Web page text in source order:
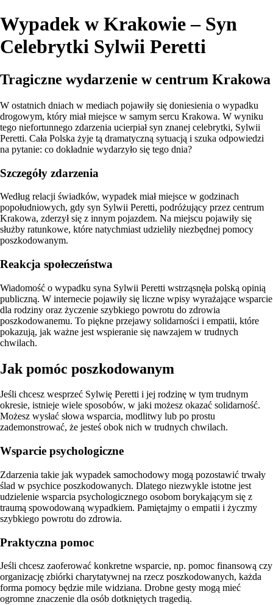
Wypadek w Krakowie – Syn
Celebrytki Sylwii Peretti
Tragiczne wydarzenie w centrum Krakowa
W ostatnich dniach w mediach pojawiły się doniesienia o wypadku
drogowym, który miał miejsce w samym sercu Krakowa. W wyniku
tego niefortunnego zdarzenia ucierpiał syn znanej celebrytki, Sylwii
Peretti. Cała Polska żyje tą dramatyczną sytuacją i szuka odpowiedzi
na pytanie: co dokładnie wydarzyło się tego dnia?
Szczegóły zdarzenia
Według relacji świadków, wypadek miał miejsce w godzinach
popołudniowych, gdy syn Sylwii Peretti, podróżujący przez centrum
Krakowa, zderzył się z innym pojazdem. Na miejscu pojawiły się
służby ratunkowe, które natychmiast udzieliły niezbędnej pomocy
poszkodowanym.
Reakcja społeczeństwa
Wiadomość o wypadku syna Sylwii Peretti wstrząsnęła polską opinią
publiczną. W internecie pojawiły się liczne wpisy wyrażające wsparcie
dla rodziny oraz życzenie szybkiego powrotu do zdrowia
poszkodowanemu. To piękne przejawy solidarności i empatii, które
pokazują, jak ważne jest wspieranie się nawzajem w trudnych
chwilach.
Jak pomóc poszkodowanym
Jeśli chcesz wesprzeć Sylwię Peretti i jej rodzinę w tym trudnym
okresie, istnieje wiele sposobów, w jaki możesz okazać solidarność.
Możesz wysłać słowa wsparcia, modlitwy lub po prostu
zademonstrować, że jesteś obok nich w trudnych chwilach.
Wsparcie psychologiczne
Zdarzenia takie jak wypadek samochodowy mogą pozostawić trwały
ślad w psychice poszkodowanych. Dlatego niezwykle istotne jest
udzielenie wsparcia psychologicznego osobom borykającym się z
traumą spowodowaną wypadkiem. Pamiętajmy o empatii i życzmy
szybkiego powrotu do zdrowia.
Praktyczna pomoc
Jeśli chcesz zaoferować konkretne wsparcie, np. pomoc finansową czy
organizację zbiórki charytatywnej na rzecz poszkodowanych, każda
forma pomocy będzie mile widziana. Drobne gesty mogą mieć
ogromne znaczenie dla osób dotkniętych tragedią.